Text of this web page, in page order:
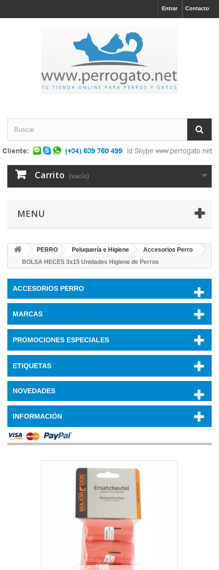
Contacto
Entrar
Carrito (vacío)
MENU
PERRO Peluquería e Higiene
Accesorios Perro
BOLSA HECES 3x15 Unidades Higiene de Perros
ACCESORIOS PERRO
MARCAS
PROMOCIONES ESPECIALES
ETIQUETAS
NOVEDADES
INFORMACIÓN